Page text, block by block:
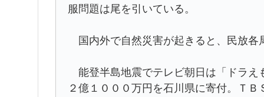
服問題は尾を引いている。
国内外で自然災害が起きると、民放各
能登半島地震でテレビ朝日は「ドラえ
２億１０００万円を石川県に寄付。Ｔ